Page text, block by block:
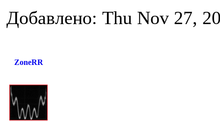
Добавлено: Thu Nov 27,
ZoneRR